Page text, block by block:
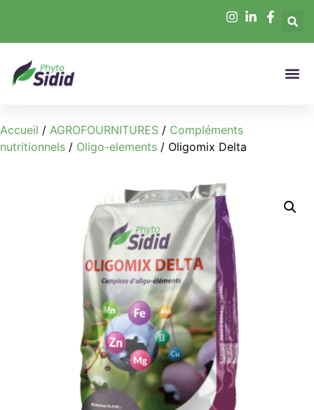
Accueil / AGROFOURNITURES / Compléments
nutritionnels / Oligo-elements / Oligomix Delta